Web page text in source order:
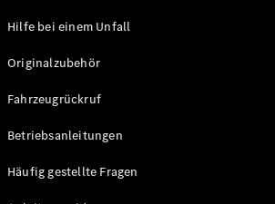
Hilfe bei einem Unfall
Originalzubehör
Fahrzeugrückruf
Betriebsanleitungen
Häufig gestellte Fragen